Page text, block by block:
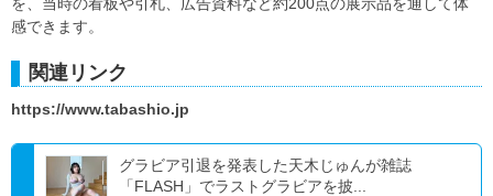
感できます。
関連リンク
https://www.tabashio.jp
グラビア引退を発表した天木じゅんが雑誌
「FLASH」でラストグラビアを披...